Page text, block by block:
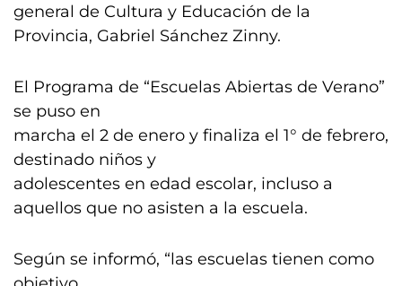
general de Cultura y Educación de la
Provincia, Gabriel Sánchez Zinny.
El Programa de “Escuelas Abiertas de Verano”
se puso en
marcha el 2 de enero y finaliza el 1° de febrero,
destinado niños y
adolescentes en edad escolar, incluso a
aquellos que no asisten a la escuela.
Según se informó, “las escuelas tienen como